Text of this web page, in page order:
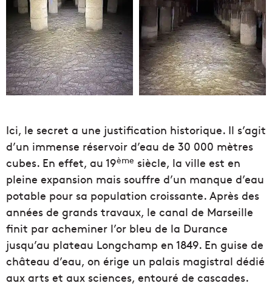
Ici, le secret a une justification historique. Il s’agit
d’un immense réservoir d’eau de 30 000 mètres
cubes. En effet, au 19ème siècle, la ville est en
pleine expansion mais souffre d’un manque d’eau
potable pour sa population croissante. Après des
années de grands travaux, le canal de Marseille
finit par acheminer l’or bleu de la Durance
jusqu’au plateau Longchamp en 1849. En guise de
château d’eau, on érige un palais magistral dédié
aux arts et aux sciences, entouré de cascades.